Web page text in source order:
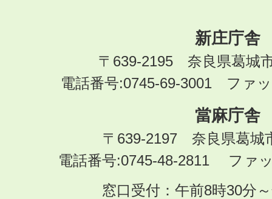
新庄庁舎
〒639-2195 奈良県葛城
電話番号:0745-69-3001 ファ
當麻庁舎
〒639-2197 奈良県葛城
電話番号:0745-48-2811 ファ
窓口受付：午前8時30分